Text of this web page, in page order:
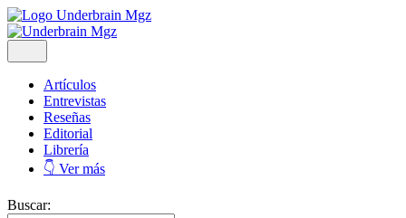
Artículos
Entrevistas
Reseñas
Editorial
Librería
👇 Ver más
Buscar: